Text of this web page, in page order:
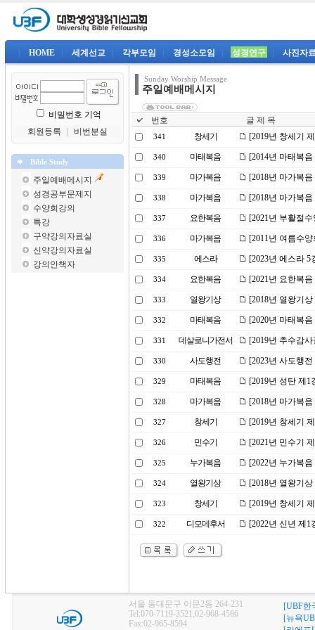
HOME 세계선교 각부모임 경성소모임 성경연구 사진자
비밀번호 기억
회원등록
비번분실
Bible Study
주일예배메시지
성경공부문제지
수양회강의
특강
구약강의자료실
신약강의자료실
강의안책자
Sunday Worship Message
주일예배메시지
번호 글 제 목
341 창세기 [2019년 창세기
340 마태복음 [2014년 마태복
339 마가복음 [2018년 마가복
338 마가복음 [2018년 마가복
337 요한복음 [2021년 부활절
336 마가복음 [2011년 여름수
335 에스라 [2023년 에스라
334 요한복음 [2021년 요한복
333 열왕기상 [2018년 열왕기
332 마태복음 [2020년 마태복
331 데살로니가전서 [2019년 추수감
330 사도행전 [2023년 사도행
329 마태복음 [2019년 성탄 제1
328 마가복음 [2018년 마가복
327 창세기 [2019년 창세기
326 민수기 [2021년 민수기
325 누가복음 [2022년 누가복
324 열왕기상 [2018년 열왕기
323 창세기 [2019년 창세기
322 디모데후서 [2022년 신년 제
서울 동대문구 이문2동 264-231
Tel:070-7119-3521,02-968-4586
Fax:02-965-8594
[UBF한
[뉴욕